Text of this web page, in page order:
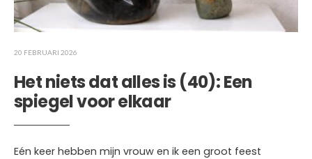
20 FEBRUARI 2026
Het niets dat alles is (40): Een
spiegel voor elkaar
Eén keer hebben mijn vrouw en ik een groot feest